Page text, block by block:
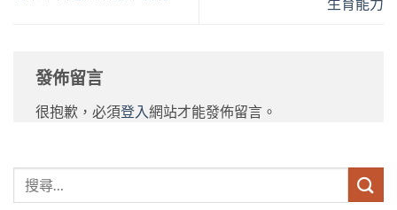
發佈留言
很抱歉，必須登入網站才能發佈留言。